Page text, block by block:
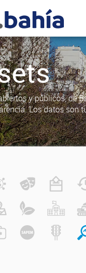
y públicos, de
Los datos son